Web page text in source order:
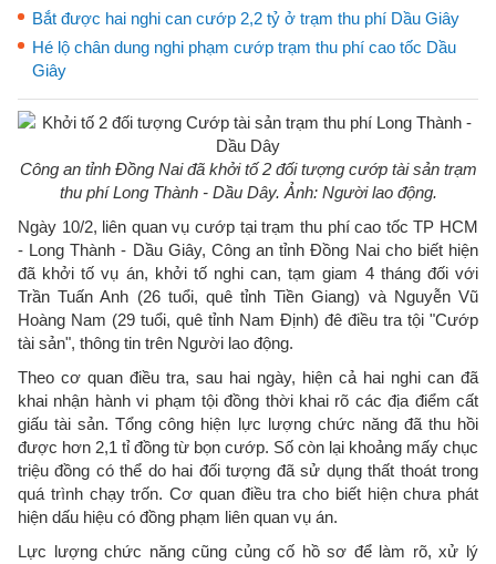
Bắt được hai nghi can cướp 2,2 tỷ ở trạm thu phí Dầu Giây
Hé lộ chân dung nghi phạm cướp trạm thu phí cao tốc Dầu
Giây
Công an tỉnh Đồng Nai đã khởi tố 2 đối tượng cướp tài sản trạm
thu phí Long Thành - Dầu Dây. Ảnh: Người lao động.
Ngày 10/2, liên quan vụ cướp tại trạm thu phí cao tốc TP HCM
- Long Thành - Dầu Giây, Công an tỉnh Đồng Nai cho biết hiện
đã khởi tố vụ án, khởi tố nghi can, tạm giam 4 tháng đối với
Trần Tuấn Anh (26 tuổi, quê tỉnh Tiền Giang) và Nguyễn Vũ
Hoàng Nam (29 tuổi, quê tỉnh Nam Định) đê điều tra tội "Cướp
tài sản", thông tin trên Người lao động.
Theo cơ quan điều tra, sau hai ngày, hiện cả hai nghi can đã
khai nhận hành vi phạm tội đồng thời khai rõ các địa điểm cất
giấu tài sản. Tổng công hiện lực lượng chức năng đã thu hồi
được hơn 2,1 tỉ đồng từ bọn cướp. Số còn lại khoảng mấy chục
triệu đồng có thể do hai đối tượng đã sử dụng thất thoát trong
quá trình chạy trốn. Cơ quan điều tra cho biết hiện chưa phát
hiện dấu hiệu có đồng phạm liên quan vụ án.
Lực lượng chức năng cũng củng cố hồ sơ để làm rõ, xử lý